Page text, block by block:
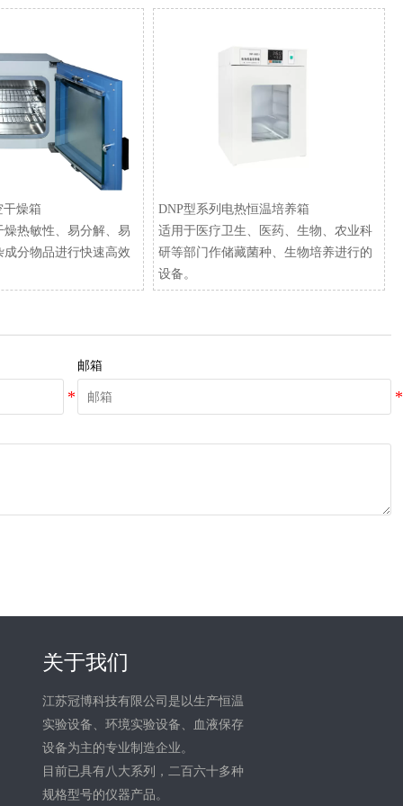
干燥箱
燥热敏性、易分解、易
成分物品进行快速高效
​DNP型系列电热恒温培养箱
适用于医疗卫生、医药、生物、农业科
研等部门作储藏菌种、生物培养进行的
设备。
邮箱
关于我们
江苏冠博科技有限公司是以生产恒温
实验设备、环境实验设备、血液保存
设备为主的专业制造企业。
目前已具有八大系列，二百六十多种
规格型号的仪器产品。